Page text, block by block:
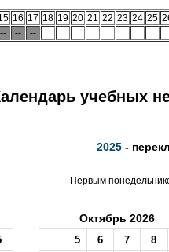
16 17 18 19 20 21 22 23 24 25
-- -- --
учебных
2025 -
Первым
Октябрь 2026
5 6 7
8